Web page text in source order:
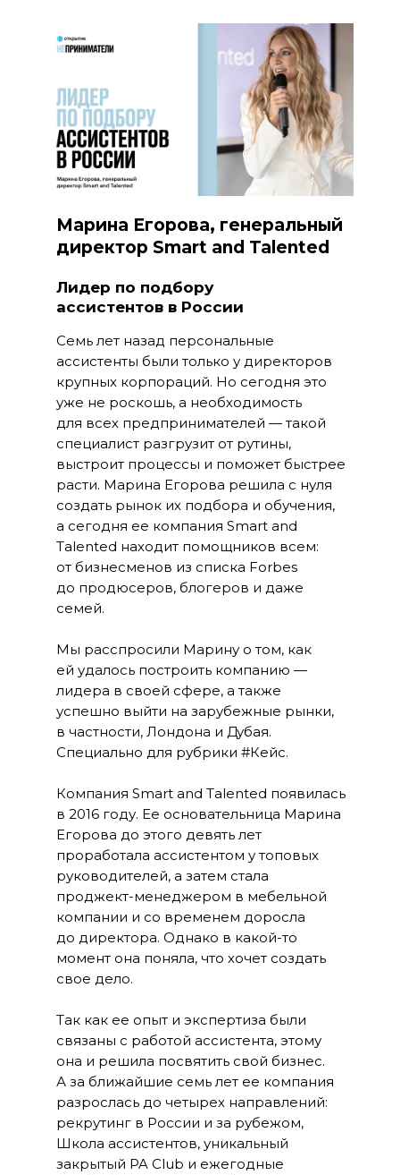
Лидер по подбору
ассистентов в России
Марина Егорова, генеральный
директор Smart and Talented
Семь лет назад персональные
ассистенты были только у директоров
крупных корпораций. Но сегодня это
уже не роскошь, а необходимость
для всех предпринимателей — такой
специалист разгрузит от рутины,
выстроит процессы и поможет быстрее
расти. Марина Егорова решила с нуля
создать рынок их подбора и обучения,
а сегодня ее компания Smart and
Talented находит помощников всем:
от бизнесменов из списка Forbes
до продюсеров, блогеров и даже
семей.
Мы расспросили Марину о том, как
ей удалось построить компанию —
лидера в своей сфере, а также
успешно выйти на зарубежные рынки,
в частности, Лондона и Дубая.
Специально для рубрики #Кейс.
Компания Smart and Talented появилась
в 2016 году. Ее основательница Марина
Егорова до этого девять лет
проработала ассистентом у топовых
руководителей, а затем стала
проджект-менеджером в мебельной
компании и со временем доросла
до директора. Однако в какой-то
момент она поняла, что хочет создать
свое дело.
Так как ее опыт и экспертиза были
связаны с работой ассистента, этому
она и решила посвятить свой бизнес.
А за ближайшие семь лет ее компания
разрослась до четырех направлений:
рекрутинг в России и за рубежом,
Школа ассистентов, уникальный
закрытый PA Club и ежегодные